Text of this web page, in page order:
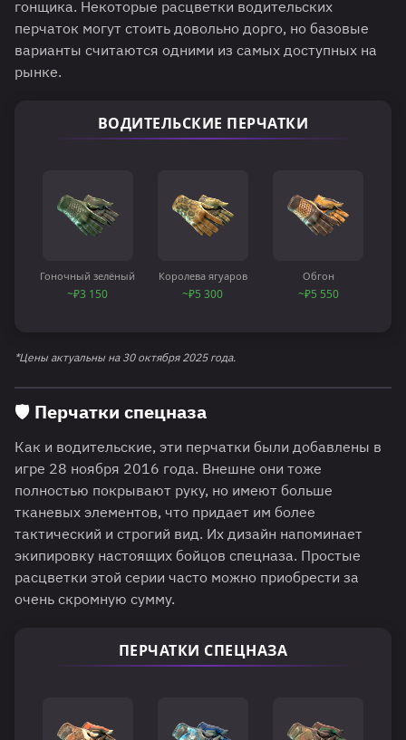
гонщика. Некоторые расцветки водительских
перчаток могут стоить довольно дорго, но базовые
варианты считаются одними из самых доступных на
рынке.
ВОДИТЕЛЬСКИЕ ПЕРЧАТКИ
Гоночный зелёный
~₽3 150
Королева ягуаров
~₽5 300
Обгон
~₽5 550
*Цены актуальны на 30 октября 2025 года.
🛡️ Перчатки спецназа
Как и водительские, эти перчатки были добавлены в
игре 28 ноября 2016 года. Внешне они тоже
полностью покрывают руку, но имеют больше
тканевых элементов, что придает им более
тактический и строгий вид. Их дизайн напоминает
экипировку настоящих бойцов спецназа. Простые
расцветки этой серии часто можно приобрести за
очень скромную сумму.
ПЕРЧАТКИ СПЕЦНАЗА